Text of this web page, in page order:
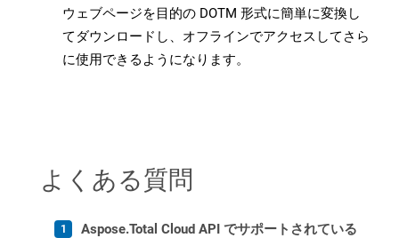
ウェブページを目的の DOTM 形式に簡単に変換し
てダウンロードし、オフラインでアクセスしてさら
に使用できるようになります。
よくある質問
Aspose.Total Cloud API でサポートされている